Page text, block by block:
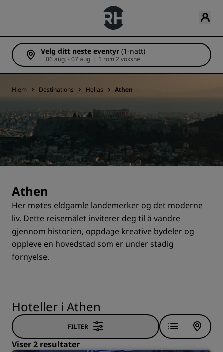
Velg ditt neste eventyr (1-natt)
06 aug. - 07 aug. | 1 rom 2 voksne
Hjem Destinations Hellas Athen
Athen
Her møtes eldgamle landemerker og det moderne
liv. Dette reisemålet inviterer deg til å vandre
gjennom historien, oppdage kreative bydeler og
oppleve en hovedstad som er under stadig
fornyelse.
Hoteller i Athen
FILTER
Viser 2 resultater